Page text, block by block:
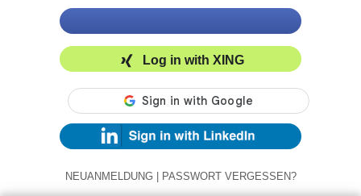
Log in with XING
NEUANMELDUNG | PASSWORT VERGESSEN?